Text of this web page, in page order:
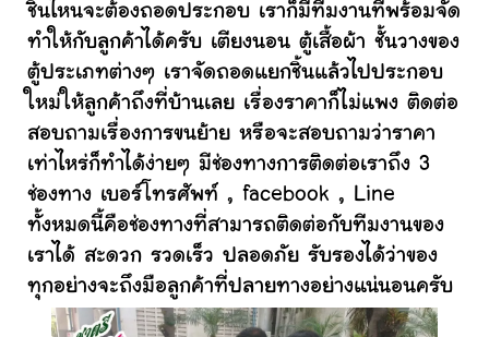
ชิ้นไหนจะต้องถอดประกอบ เราก็มีทีมงานที่พร้อมจัด
ทำให้กับลูกค้าได้ครับ เตียงนอน ตู้เสื้อผ้า ชั้นวางของ
ตู้ประเภทต่างๆ เราจัดถอดแยกชิ้นแล้วไปประกอบ
ใหม่ให้ลูกค้าถึงที่บ้านเลย เรื่องราคาก็ไม่แพง ติดต่อ
สอบถามเรื่องการขนย้าย หรือจะสอบถามว่าราคา
เท่าไหร่ก็ทำได้ง่ายๆ มีช่องทางการติดต่อเราถึง 3
ช่องทาง เบอร์โทรศัพท์ , facebook , Line
ทั้งหมดนี้คือช่องทางที่สามารถติดต่อกับทีมงานของ
เราได้ สะดวก รวดเร็ว ปลอดภัย รับรองได้ว่าของ
ทุกอย่างจะถึงมือลูกค้าที่ปลายทางอย่างแน่นอนครับ